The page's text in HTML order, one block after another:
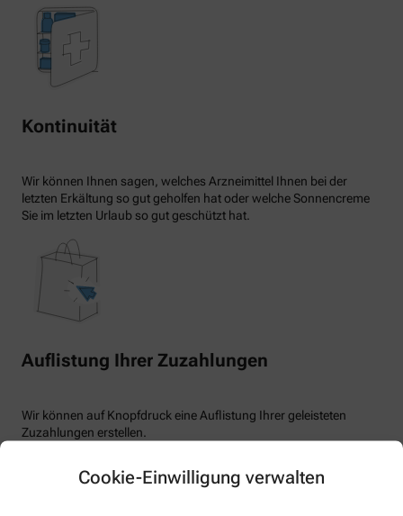
Cookie-Einwilligung verwalten
Kontinuität
Wir können Ihnen sagen, welches Arzneimittel Ihnen bei der
letzten Erkältung so gut geholfen hat oder welche Sonnencreme
Sie im letzten Urlaub so gut geschützt hat.
Auflistung Ihrer Zuzahlungen
Wir können auf Knopfdruck eine Auflistung Ihrer geleisteten
Zuzahlungen erstellen.